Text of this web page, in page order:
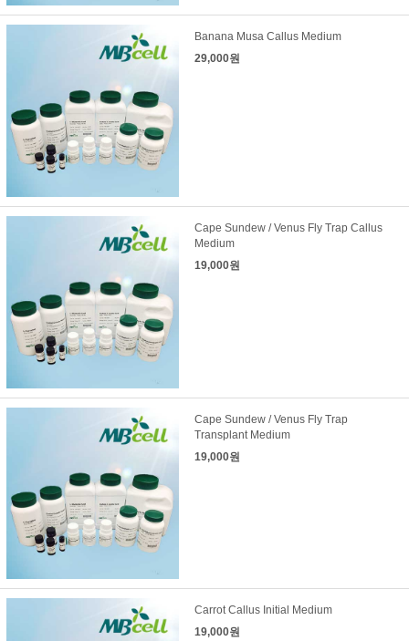
Banana Musa Callus Medium
29,000원
Cape Sundew / Venus Fly Trap Callus
Medium
19,000원
Cape Sundew / Venus Fly Trap
Transplant Medium
19,000원
Carrot Callus Initial Medium
19,000원